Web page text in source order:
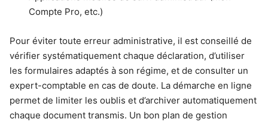
Compte Pro, etc.)
Pour éviter toute erreur administrative, il est conseillé de
vérifier systématiquement chaque déclaration, d’utiliser
les formulaires adaptés à son régime, et de consulter un
expert-comptable en cas de doute. La démarche en ligne
permet de limiter les oublis et d’archiver automatiquement
chaque document transmis. Un bon plan de gestion